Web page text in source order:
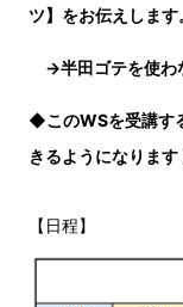
ツ】をお伝えします
→半田ゴテを使わ
◆このWSを受講す
きるようになります
【日程】